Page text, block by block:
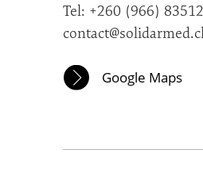
Tel: +260 (966)
Google Maps